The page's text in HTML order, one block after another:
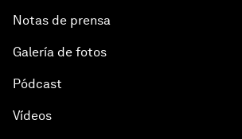
Notas de prensa
Galería de fotos
Pódcast
Vídeos